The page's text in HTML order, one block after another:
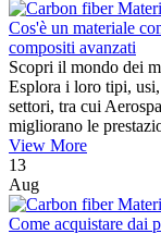
Cos'è un materiale
compositi avanzati
Scopri il mondo dei
Esplora i loro tipi,
settori, tra cui
migliorano le
View More
13
Aug
Come acquistare dai